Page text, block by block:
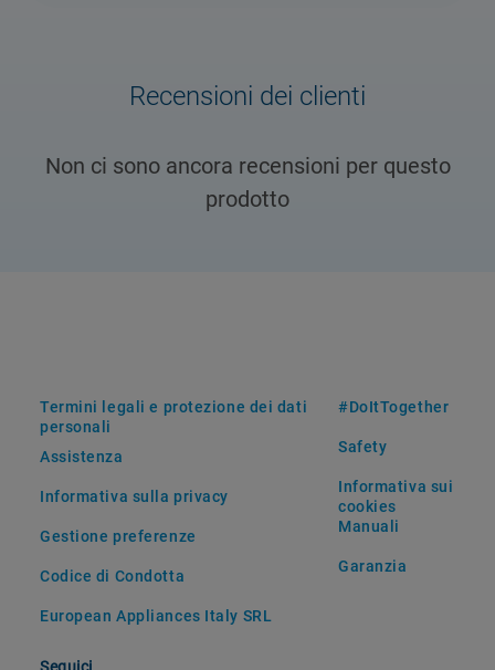
Recensioni dei clienti
Non ci sono ancora recensioni per questo
prodotto
Termini legali e protezione dei dati
personali
Assistenza
Informativa sulla privacy
Gestione preferenze
Codice di Condotta
European Appliances Italy SRL
#DoItTogether
Safety
Informativa sui
cookies
Manuali
Garanzia